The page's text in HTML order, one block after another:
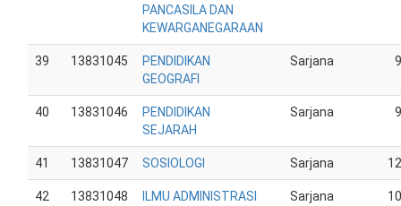
PANCASILA DAN
KEWARGANEGARAAN
39 13831045
PENDIDIKAN
GEOGRAFI
Sarjana
40 13831046
PENDIDIKAN
SEJARAH
Sarjana
41 13831047 SOSIOLOGI Sarjana
42 13831048
ILMU ADMINISTRASI
Sarjana